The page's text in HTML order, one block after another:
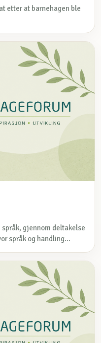
etter at barnehagen ble
gjennom deltakelse
språk og handling...